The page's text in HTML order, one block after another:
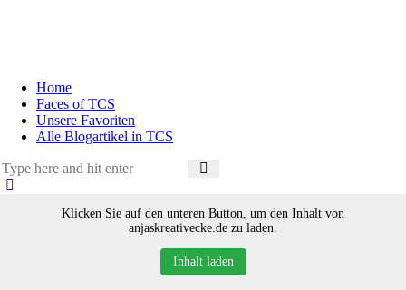
Home
Faces of TCS
Unsere Favoriten
Alle Blogartikel in TCS
Klicken Sie auf den unteren Button, um den Inhalt von
anjaskreativecke.de zu laden.
Inhalt laden